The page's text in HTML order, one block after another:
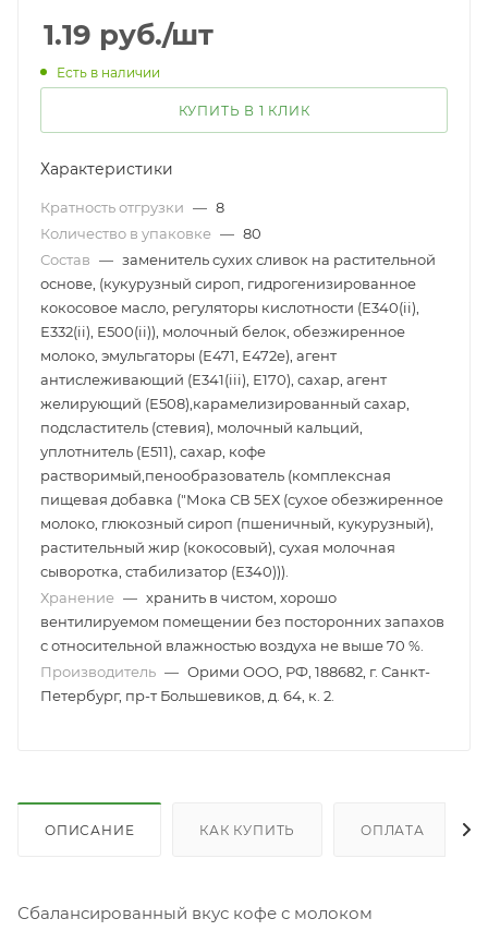
1.19 руб./шт
Есть в наличии
КУПИТЬ В 1 КЛИК
Характеристики
Кратность отгрузки — 8
Количество в упаковке — 80
Состав — заменитель сухих сливок на растительной
основе, (кукурузный сироп, гидрогенизированное
кокосовое масло, регуляторы кислотности (Е340(ii),
Е332(ii), Е500(ii)), молочный белок, обезжиренное
молоко, эмульгаторы (Е471, Е472е), агент
антислеживающий (Е341(iii), Е170), сахар, агент
желирующий (Е508),карамелизированный сахар,
подсластитель (стевия), молочный кальций,
уплотнитель (Е511), сахар, кофе
растворимый,пенообразователь (комплексная
пищевая добавка ("Мока СВ 5ЕХ (сухое обезжиренное
молоко, глюкозный сироп (пшеничный, кукурузный),
растительный жир (кокосовый), сухая молочная
сыворотка, стабилизатор (Е340))).
Хранение — хранить в чистом, хорошо
вентилируемом помещении без посторонних запахов
с относительной влажностью воздуха не выше 70 %.
Производитель — Орими ООО, РФ, 188682, г. Санкт-
Петербург, пр-т Большевиков, д. 64, к. 2.
ОПИСАНИЕ КАК КУПИТЬ ОПЛАТА
Сбалансированный вкус кофе с молоком